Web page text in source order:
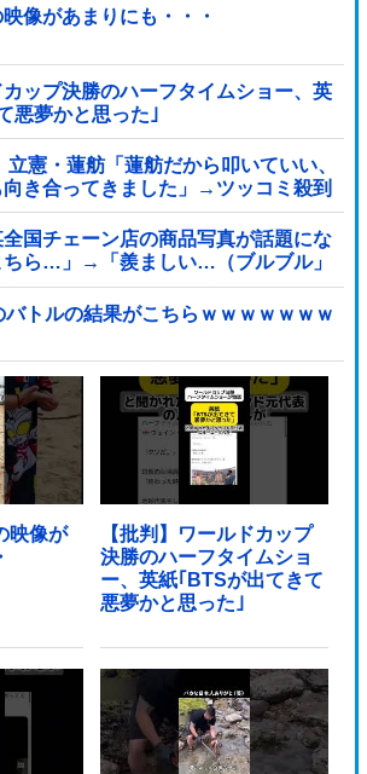
像があまりにも・・・
カップ決勝のハーフタイムショー、英
悪夢かと思った｣
立憲・蓮舫「蓮舫だから叩いていい、
向き合ってきました」→ツッコミ殺到
国チェーン店の商品写真が話題にな
ちら…」→「羨ましい…（ブルブル」
バトルの結果がこちらｗｗｗｗｗｗｗ
映像が
【批判】ワールドカップ
決勝のハーフタイムショ
ー、英紙｢BTSが出てきて
悪夢かと思った｣